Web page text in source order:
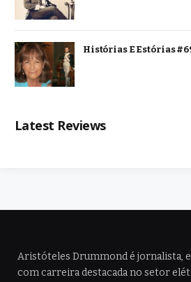
Histórias E Estórias
Latest Reviews
Aristóteles Drummond é jornalista,
com carreira destacada no setor